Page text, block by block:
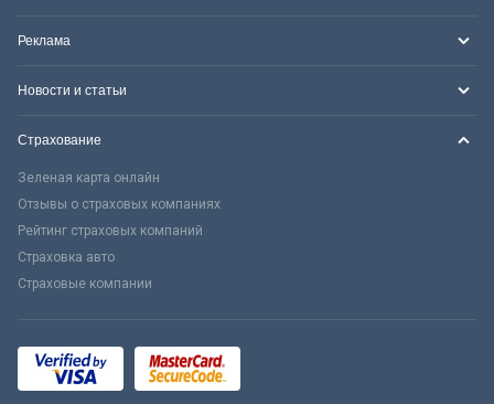
Реклама
Новости и статьи
Страхование
Зеленая карта онлайн
Отзывы о страховых компаниях
Рейтинг страховых компаний
Страховка авто
Страховые компании